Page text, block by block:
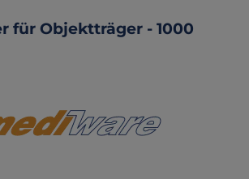
für Objektträger - 1000